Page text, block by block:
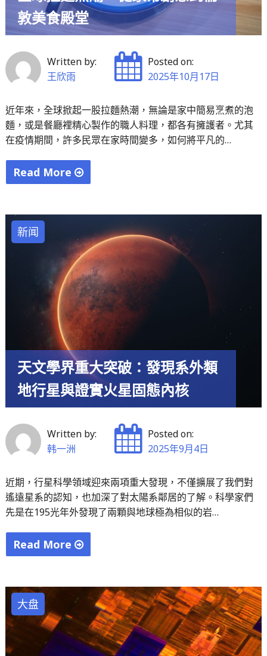
情
緒
分
敦美食殿堂
Written by:
王欣雨
Posted on:
2025年10月17日
近年來，全球掀起一股拉麵熱潮，無論是家中簡易烹煮的泡
麵，或是餐廳裡精心製作的職人料理，都各有擁護者。尤其
在疫情期間，許多民眾在家時間變多，如何將平凡的…
Read More
拉
麵
熱
敦
美
食
殿
堂"
新闻
天文學界重大突破：發現系外類
地行星與證實火星固態內核
Written by:
韩一洲
Posted on:
2025年9月4日
近期，行星科學領域迎來兩項重大發現，不僅擴展了我們對
遙遠星系的認知，也加深了對太陽系鄰居的了解。科學家們
先是在195光年外發現了兩顆與地球極為相似的岩…
Read More
學
界
重
大
大盘